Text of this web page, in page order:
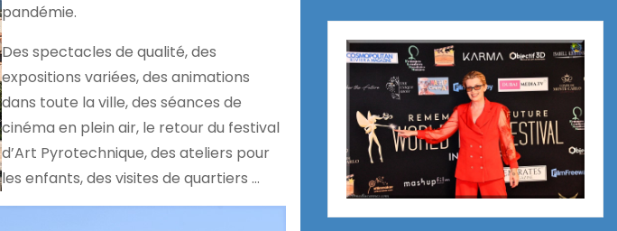
pandémie.
Des spectacles de qualité, des
expositions variées, des animations
dans toute la ville, des séances de
cinéma en plein air, le retour du festival
d’Art Pyrotechnique, des ateliers pour
les enfants, des visites de quartiers …